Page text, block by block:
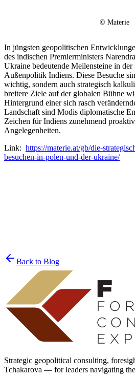
© Materie
In jüngsten geopolitischen
des indischen Premierministers
Ukraine bedeutende Meilensteine in
Außenpolitik Indiens. Diese Besuche
wichtig, sondern auch strategisch
breitere Ziele auf der globalen Bühne
Hintergrund einer sich rasch
Landschaft sind Modis diplomatische
Zeichen für Indiens zunehmend
Angelegenheiten.
Link: https://materie.at/gb/die-
besuchen-in-polen-und-der-ukraine/
Back to Blog
Strategic geopolitical consulting,
Tchakarova — for leaders navigating